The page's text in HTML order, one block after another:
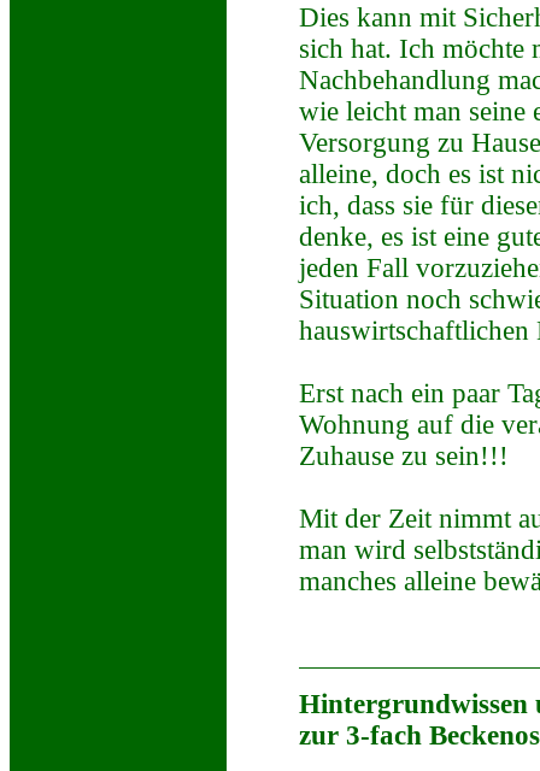
Dies kann mit
sich hat. Ich möchte
Nachbehandlung
wie leicht man seine
Versorgung zu
alleine, doch es ist
ich, dass sie für
denke, es ist eine
jeden Fall
Situation noch
hauswirtschaftlichen
Erst nach ein paar
Wohnung auf die
Zuhause zu sein!!!
Mit der Zeit nimmt
man wird
manches alleine
Hintergrundwissen
zur 3-fach